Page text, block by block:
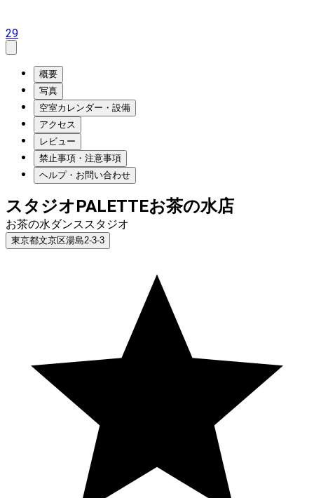
29
概要
写真
空室カレンダー・設備
アクセス
レビュー
禁止事項・注意事項
ヘルプ・お問い合わせ
スタジオPALETTEお茶の水店
お茶の水ダンススタジオ
東京都文京区湯島2-3-3